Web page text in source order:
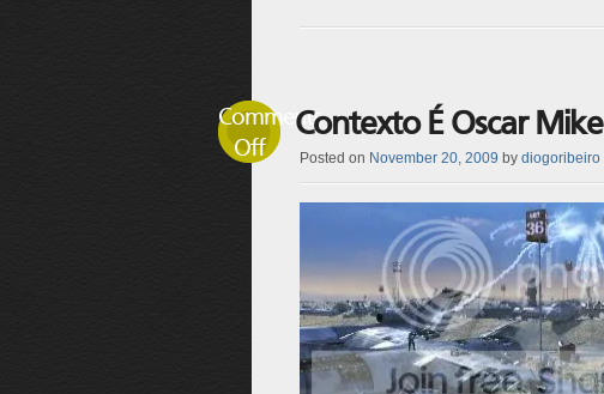
Comments
Off
Contexto É Oscar Mike
Posted on November 20, 2009 by diogoribeiro